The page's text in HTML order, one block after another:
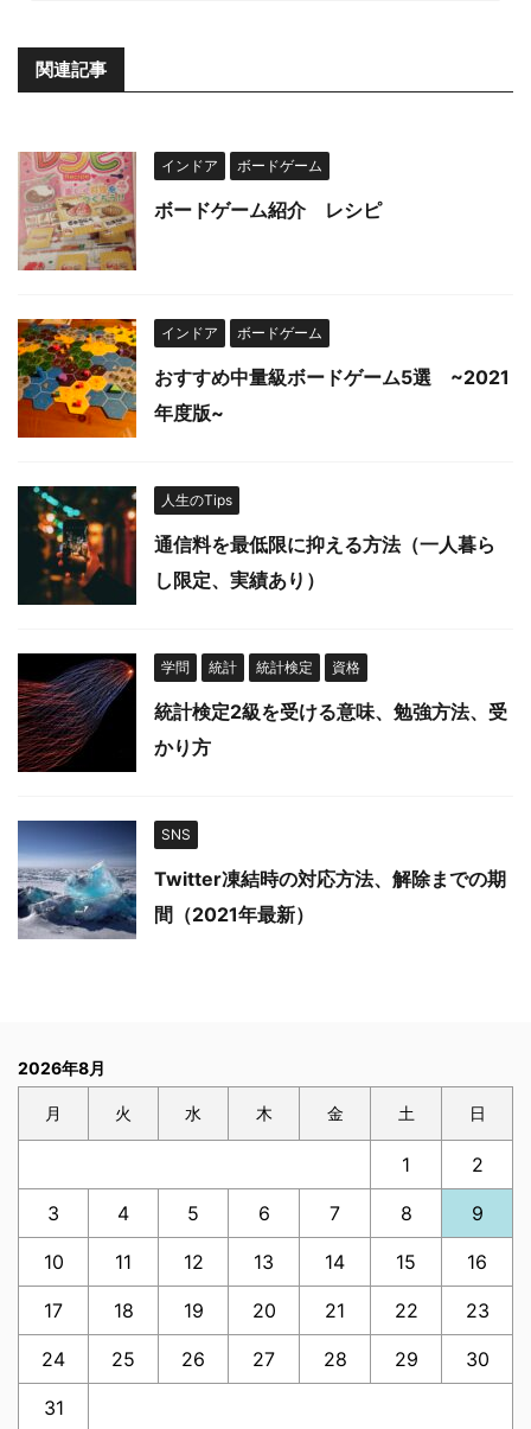
関連記事
インドア ボードゲーム
ボードゲーム紹介 レシピ
インドア ボードゲーム
おすすめ中量級ボードゲーム5選 ~2021
年度版~
人生のTips
通信料を最低限に抑える方法（一人暮ら
し限定、実績あり）
学問 統計 統計検定 資格
統計検定2級を受ける意味、勉強方法、受
かり方
SNS
Twitter凍結時の対応方法、解除までの期
間（2021年最新）
2026年8月
月 火 水 木 金 土 日
1 2
3 4 5 6 7 8 9
10 11 12 13 14 15 16
17 18 19 20 21 22 23
24 25 26 27 28 29 30
31